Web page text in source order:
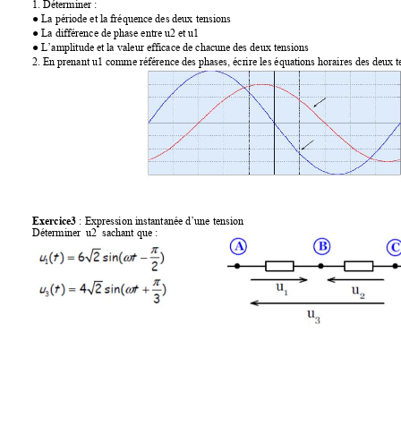
1. Déterminer :
● La période et la fréquence des deux tensions
● La différence de phase entre u2 et u1
● L’amplitude et la valeur efficace de chacune des deux tensions
2. En prenant u1 comme référence des phases, écrire les équations horaires des deux
Exercice3 : Expression instantanée d’une tension
Déterminer  u2  sachant que :